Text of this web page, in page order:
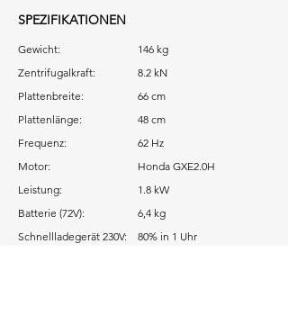
SPEZIFIKATIONEN
Gewicht:
Zentrifugalkraft:
Plattenbreite:
Plattenlänge:
Frequenz:
Motor:
Leistung:
Batterie (72V):
Schnellladegerät 230V:
146 kg
8.2 kN
66 cm
48 cm
62 Hz
Honda GXE2.0H
1.8 kW
6,4 kg
80% in 1 Uhr